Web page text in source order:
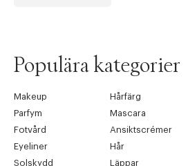
Populära kategorier
Makeup Hårfärg
Parfym
Mascara
Fotvård
Ansiktscrémer
Eyeliner
Hår
Solskydd
Läppar